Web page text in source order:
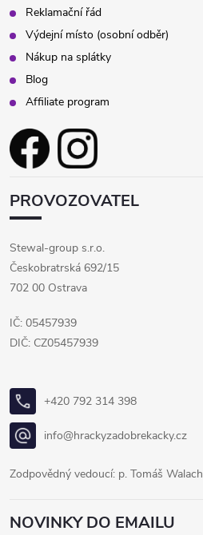
Reklamační řád
Výdejní místo (osobní odběr)
Nákup na splátky
Blog
Affiliate program
PROVOZOVATEL
Stewal-group s.r.o.
Českobratrská 692/15
702 00 Ostrava
IČ: 05457939
DIČ: CZ05457939
+420 792 314 398
info@hrackyzadobrekacky.cz
Zodpovědný vedoucí: p. Tomáš Walach
NOVINKY DO EMAILU